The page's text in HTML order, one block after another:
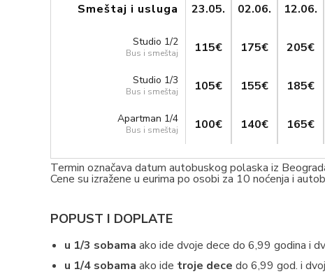
Smeštaj i usluga
Studio 1/2
Bus i smeštaj
Studio 1/3
Bus i smeštaj
Apartman 1/4
Bus i smeštaj
23.05.
115€
105€
100€
02.06.
175€
155€
140€
12.06.
205€
185€
165€
Termin označava datum autobuskog polaska iz
Cene su izražene u eurima po osobi za 10 noćenja i
POPUST I DOPLATE
u 1/3 sobama ako ide dvoje dece do 6,99 godina i
u 1/4 sobama ako ide troje dece do 6,99 god. i